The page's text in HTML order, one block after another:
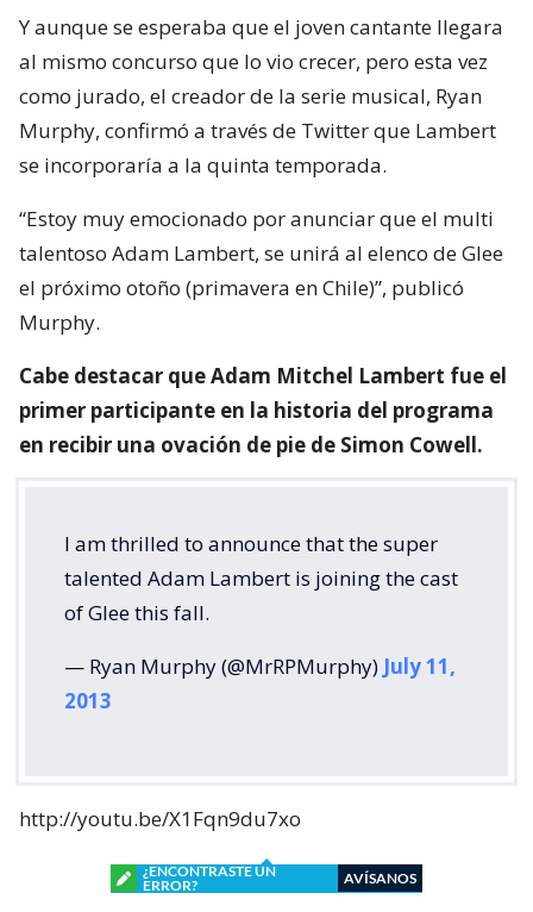
Y aunque se esperaba que el joven cantante llegara
al mismo concurso que lo vio crecer, pero esta vez
como jurado, el creador de la serie musical, Ryan
Murphy, confirmó a través de Twitter que Lambert
se incorporaría a la quinta temporada.
“Estoy muy emocionado por anunciar que el multi
talentoso Adam Lambert, se unirá al elenco de Glee
el próximo otoño (primavera en Chile)”, publicó
Murphy.
Cabe destacar que Adam Mitchel Lambert fue el
primer participante en la historia del programa
en recibir una ovación de pie de Simon Cowell.
I am thrilled to announce that the super
talented Adam Lambert is joining the cast
of Glee this fall.
— Ryan Murphy (@MrRPMurphy) July 11,
2013
http://youtu.be/X1Fqn9du7xo
¿ENCONTRASTE UN
ERROR?
AVÍSANOS